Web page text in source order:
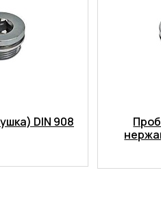
DIN 908